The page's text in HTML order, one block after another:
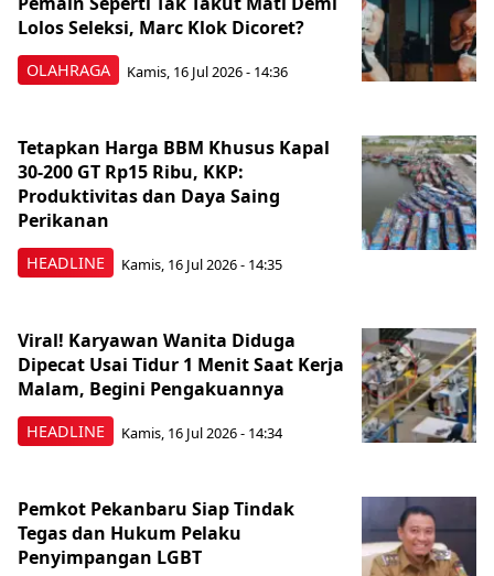
OLAHRAGA
Lolos Seleksi, Marc Klok Dicoret?
Kamis, 16 Jul 2026 - 14:36
HEADLINE
Tetapkan Harga BBM Khusus Kapal
30-200 GT Rp15 Ribu, KKP:
Produktivitas dan Daya Saing
Perikanan
Kamis, 16 Jul 2026 - 14:35
HEADLINE
Viral! Karyawan Wanita Diduga
Dipecat Usai Tidur 1 Menit Saat Kerja
Malam, Begini Pengakuannya
Kamis, 16 Jul 2026 - 14:34
Pemkot Pekanbaru Siap Tindak
Tegas dan Hukum Pelaku
Penyimpangan LGBT